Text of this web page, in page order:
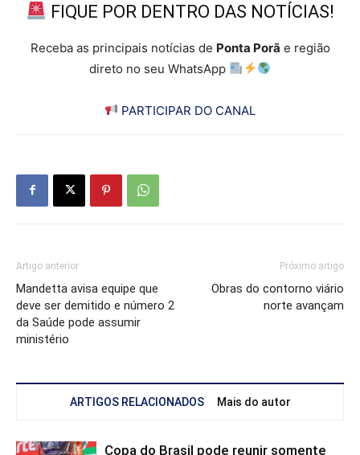
FIQUE POR DENTRO DAS NOTÍCIAS!
Receba as principais notícias de Ponta Porã e região
direto no seu WhatsApp
PARTICIPAR DO CANAL
Artigo anterior
Mandetta avisa equipe que
deve ser demitido e número 2
da Saúde pode assumir
ministério
Próximo artigo
Obras do contorno viário
norte avançam
ARTIGOS RELACIONADOS Mais do autor
Copa do Brasil pode reunir somente